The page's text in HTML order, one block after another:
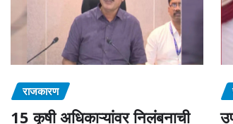
राजकारण
15 कृषी अधिकाऱ्यांवर निलंबनाची